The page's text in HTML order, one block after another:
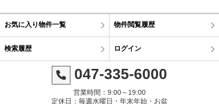
お気に入り物件一覧 物件閲覧履歴
検索履歴 ログイン
047-335-6000
営業時間：9:00～19:00
定休日：毎週水曜日・年末年始・お盆